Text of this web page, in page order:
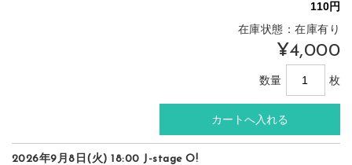
在庫状態：在庫有り
¥4,000
数量 枚
2026年9月8日(火) 18:00 J-stage O!